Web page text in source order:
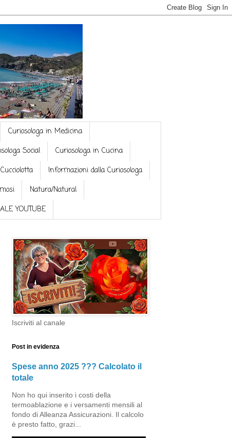
Curiosologa in Medicina
Social
Curiosologa in Cucina
Informazioni dalla Curiosologa
Natura/Natural
YOUTUBE
Iscriviti al canale
Post in evidenza
Spese anno 2025 ??? Calcolato il
totale
Non ho qui inserito i costi della
termoablazione e i versamenti mensili al
fondo di Alleanza Assicurazioni. Il calcolo
è presto fatto, grazi...